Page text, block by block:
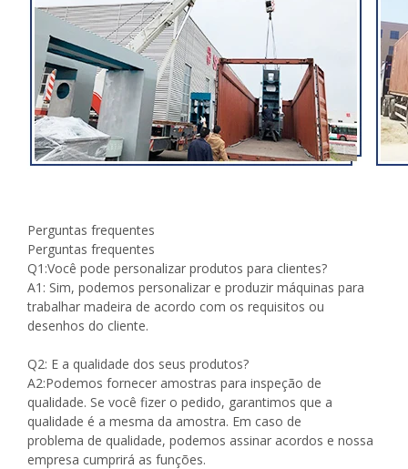
Perguntas frequentes
Perguntas frequentes
Q1:Você pode personalizar produtos para clientes?
A1: Sim, podemos personalizar e produzir máquinas para
trabalhar madeira de acordo com os requisitos ou
desenhos do cliente.
Q2: E a qualidade dos seus produtos?
A2:Podemos fornecer amostras para inspeção de
qualidade. Se você fizer o pedido, garantimos que a
qualidade é a mesma da amostra. Em caso de
problema de qualidade, podemos assinar acordos e nossa
empresa cumprirá as funções.